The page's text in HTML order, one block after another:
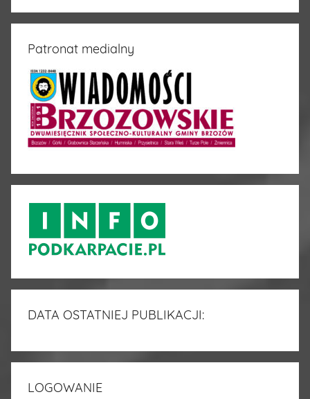
Patronat medialny
DATA OSTATNIEJ PUBLIKACJI:
LOGOWANIE